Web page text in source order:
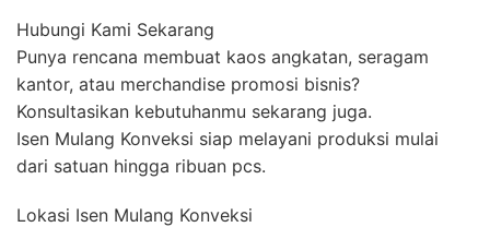
Hubungi Kami Sekarang
Punya rencana membuat kaos angkatan, seragam
kantor, atau merchandise promosi bisnis?
Konsultasikan kebutuhanmu sekarang juga.
Isen Mulang Konveksi siap melayani produksi mulai
dari satuan hingga ribuan pcs.
Lokasi Isen Mulang Konveksi